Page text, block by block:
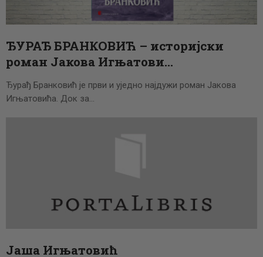
ЦЕНОВНИК
ПИСМО
ЂУРАЂ БРАНКОВИЋ – историјски
роман Јакова Игњатови…
Ђурађ Бранковић је први и уједно најдужи роман Јакова
Игњатовића. Док за…
Јаша Игњатовић